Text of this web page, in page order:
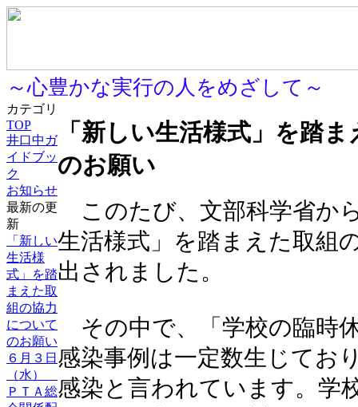
～心豊かな実行の人をめざして～
カテゴリ
TOP
井口中ガ
イドブッ
ク
お知らせ
最新の更
新
「新しい
生活様
式」を踏
まえた取
組の協力
について
のお願い
６月３日
（水）
ＰＴＡ総
「新しい生活様式」を踏
のお願い
このたび、文部科学省か
生活様式」を踏まえた取組
出されました。
その中で、「学校の臨時
感染事例は一定数生じてお
感染と言われています。学